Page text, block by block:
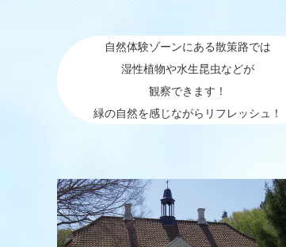
自然体験ゾーンにある散策路では
湿性植物や水生昆虫などが
観察できます！
緑の自然を感じながらリフレッシュ！